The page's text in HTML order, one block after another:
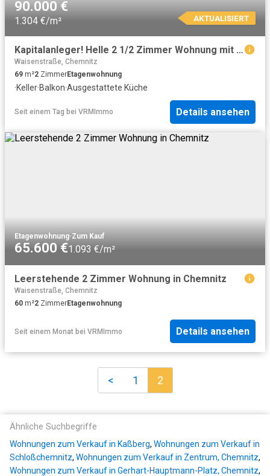
90.000 €
1.304 €/m² AKTUALISIERT
Kapitalanleger! Helle 2 1/2 Zimmer Wohnung mit Balkon und Außenstellenplatz im Top Zustand !
Waisenstraße, Chemnitz
69 m²2 ZimmerEtagenwohnung
·Keller·Balkon·Ausgestattete Küche
Seit einem Tag bei VRMImmo Details ansehen
Etagenwohnung·Zum Kauf
65.600 €1.093 €/m²
Leerstehende 2 Zimmer Wohnung in Chemnitz
Waisenstraße, Chemnitz
60 m²2 ZimmerEtagenwohnung
Seit einem Monat bei VRMImmo Details ansehen
< 1 2
Ähnliche Suchbegriffe
Wohnungen zum Verkauf in Kaßberg, Wohnungen zum Verkauf in
Schloßchemnitz, Wohnungen zum Verkauf in Zentrum, Chemnitz,
Wohnungen zum Verkauf in Gerhart-Hauptmann-Platz, Chemnitz,